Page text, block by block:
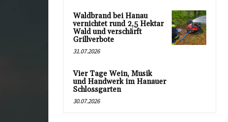
Waldbrand bei Hanau
vernichtet rund 2,5 Hektar
Wald und verschärft
Grillverbote
31.07.2026
Vier Tage Wein, Musik
und Handwerk im Hanauer
Schlossgarten
30.07.2026